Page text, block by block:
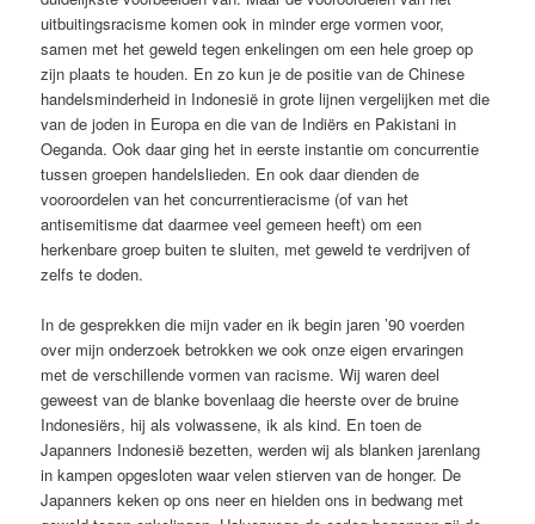
uitbuitingsracisme komen ook in minder erge vormen voor,
samen met het geweld tegen enkelingen om een hele groep op
zijn plaats te houden. En zo kun je de positie van de Chinese
handelsminderheid in Indonesië in grote lijnen vergelijken met die
van de joden in Europa en die van de Indiërs en Pakistani in
Oeganda. Ook daar ging het in eerste instantie om concurrentie
tussen groepen handelslieden. En ook daar dienden de
vooroordelen van het concurrentieracisme (of van het
antisemitisme dat daarmee veel gemeen heeft) om een
herkenbare groep buiten te sluiten, met geweld te verdrijven of
zelfs te doden.
In de gesprekken die mijn vader en ik begin jaren ’90 voerden
over mijn onderzoek betrokken we ook onze eigen ervaringen
met de verschillende vormen van racisme. Wij waren deel
geweest van de blanke bovenlaag die heerste over de bruine
Indonesiërs, hij als volwassene, ik als kind. En toen de
Japanners Indonesië bezetten, werden wij als blanken jarenlang
in kampen opgesloten waar velen stierven van de honger. De
Japanners keken op ons neer en hielden ons in bedwang met